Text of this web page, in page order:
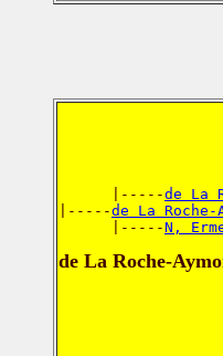
      |-----
de La
|-----de La
      |-----
N,
de La Roche-